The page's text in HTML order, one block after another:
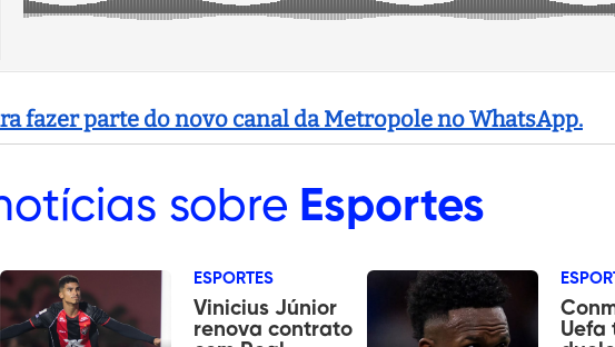
fazer parte do novo canal da Metropole no WhatsApp.
sobre Esportes
ESPORTES
Vinicius Júnior
renova contrato
Uefa